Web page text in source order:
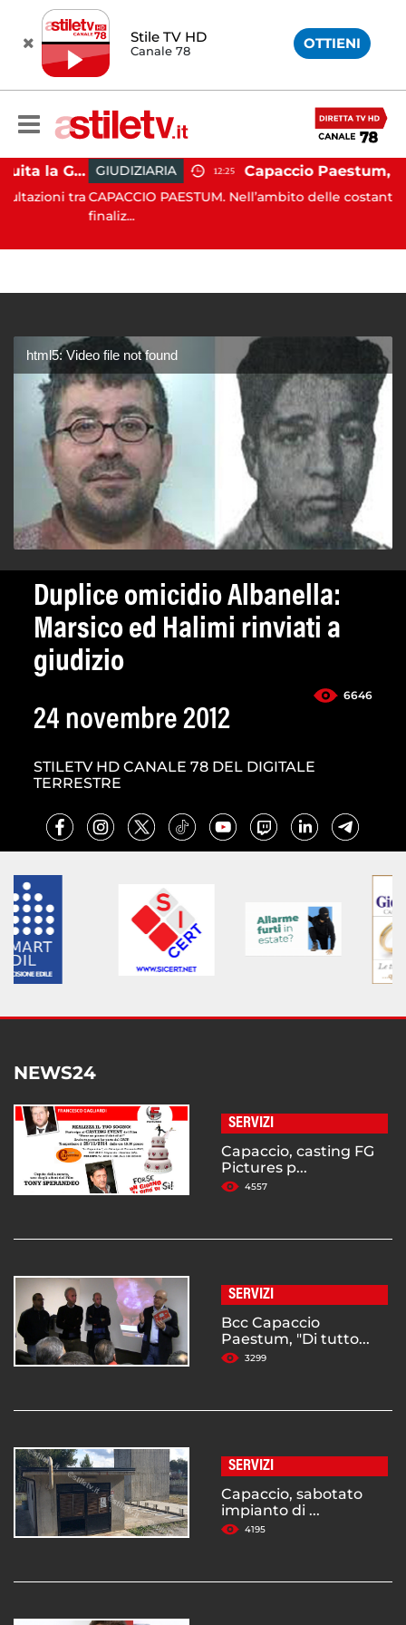
Stile TV HD
Canale 78 OTTIENI
Capaccio Paestum, istituita la Guardia Medica Turistica presso il Psaut di Piazza Santini
tra
GIUDIZIARIA 12:25
CAPACCIO PAESTUM. Nell’ambito delle costanti
finaliz...
html5: Video file not found
Duplice omicidio Albanella:
Marsico ed Halimi rinviati a
giudizio
6646
24 novembre 2012
STILETV HD CANALE 78 DEL DIGITALE
TERRESTRE
NEWS24
SERVIZI
Capaccio, casting FG
Pictures p...
4557
SERVIZI
Bcc Capaccio
Paestum, "Di tutto...
3299
SERVIZI
Capaccio, sabotato
impianto di ...
4195